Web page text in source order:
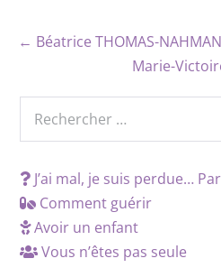
← Béatrice THOMAS-
Marie-
J’ai mal, je suis perdue…
Comment guérir
Avoir un enfant
Vous n’êtes pas seule